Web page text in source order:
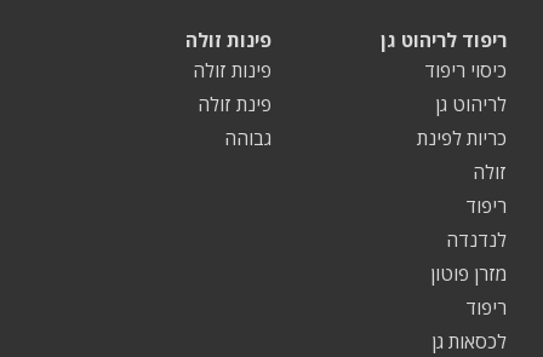
פינות זולה
פינות זולה
פינת זולה
גבוהה
ריפוד לריהוט גן
כיסוי ריפוד
לריהוט גן
כריות לפינת
זולה
ריפוד
לנדנדה
מזרן פוטון
ריפוד
לכסאות גן